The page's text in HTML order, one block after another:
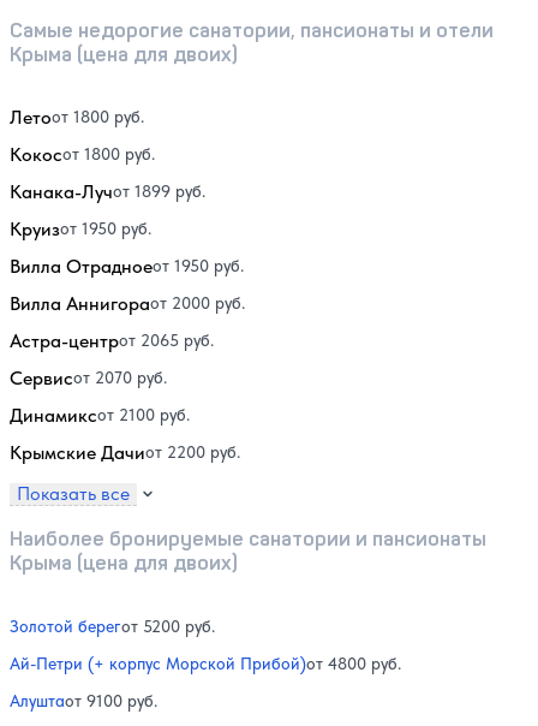
Самые недорогие санатории, пансионаты и отели
Крыма (цена для двоих)
Летоот 1800 руб.
Кокосот 1800 руб.
Канака-Лучот 1899 руб.
Круизот 1950 руб.
Вилла Отрадноеот 1950 руб.
Вилла Аннигораот 2000 руб.
Астра-центрот 2065 руб.
Сервисот 2070 руб.
Динамиксот 2100 руб.
Крымские Дачиот 2200 руб.
Показать все
Наиболее бронируемые санатории и пансионаты
Крыма (цена для двоих)
Золотой берегот 5200 руб.
Ай-Петри (+ корпус Морской Прибой)от 4800 руб.
Алуштаот 9100 руб.